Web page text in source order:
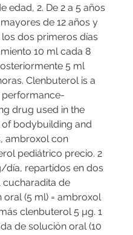
edad, 2. De 2 a 5 años
de 12 años y
dos primeros días
10 ml cada 8
5 ml
Clenbuterol is a
drug used in the
of bodybuilding and
ambroxol con
pediátrico precio. 2
repartidos en dos
cucharadita de
oral (5 ml) = ambroxol
clenbuterol 5 µg. 1
de solución oral (10